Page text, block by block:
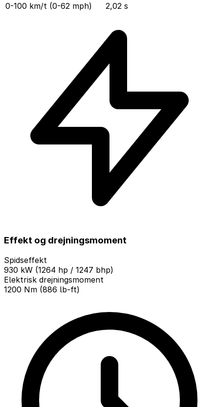
0-100 km/t (0-62 mph)
2,02 s
Effekt og drejningsmoment
Spidseffekt
930 kW (1264 hp / 1247 bhp)
Elektrisk drejningsmoment
1200 Nm (886 lb-ft)